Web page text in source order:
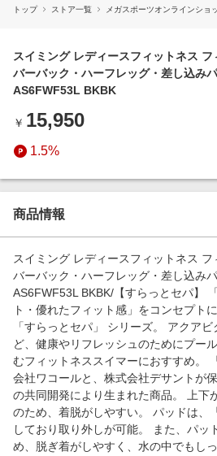
キッズ・ベビー用品
エンタメ
スポーツ・アウトドア・ゴルフ
インテリア・寝具
ペット・花・DIY・車
生活・お役立ち
金融・マネー・保険
ビジネス・その他サービス
電子書籍特集
楽天サービス特集
旅行特集
わくわく夏特集
とことん買い物チャレンジ
Apple公式サイト×楽天カード分割払い
Qoo10メガポ
週末の高還元 夏の長期版
トップ ストア一覧 メガスポーツオンラインショ
スイミング レディースフィットネス
バーバック・ハーフレッグ・差し込み
AS6FWF53L BKBK
￥ 15,950
1.5%
商品情報
スイミング レディースフィットネス
バーバック・ハーフレッグ・差し込み
AS6FWF53L BKBK/【すらっとセパ】
ト・優れたフィット感」をコンセプト
「すらっとセパ」 シリーズ。 アクア
ど、健康やリフレッシュのためにプー
むフィットネススイマーにおすすめ。
会社ワコールと、株式会社デサントが
の共同開発により生まれた商品。 上下
のため、着脱がしやすい。 パッドは、
しており取り外しが可能。 また、パッ
め、脱ぎ着がしやすく、水の中でもし